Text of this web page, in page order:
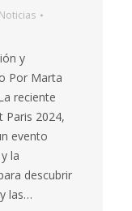
Noticias
y
Por Marta
reciente
Paris 2024,
evento
la
descubrir
las…